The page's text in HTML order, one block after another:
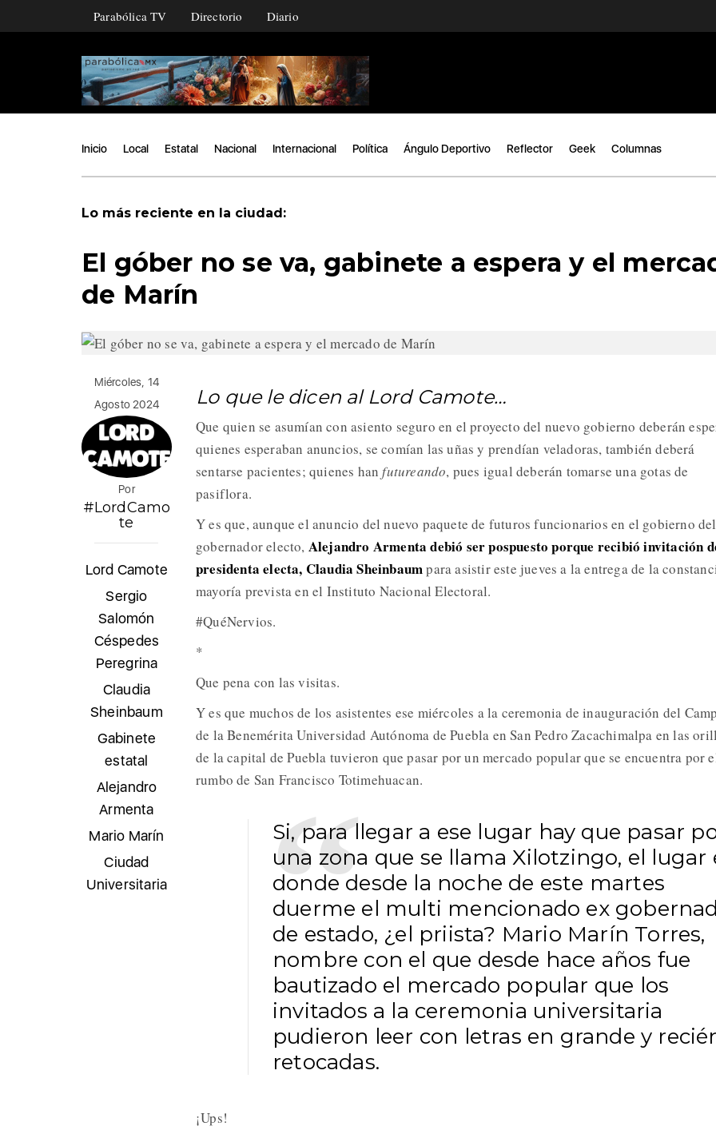
Parabólica TV Directorio Diario
Inicio Local Estatal Nacional Internacional Política Ángulo Deportivo Reflector Geek Columnas
Lo más reciente en la ciudad:
El góber no se va, gabinete a espera y el
de Marín
Miércoles, 14
Agosto 2024
Por
#LordCamo
te
Lord Camote
Sergio
Salomón
Céspedes
Peregrina
Claudia
Sheinbaum
Gabinete
estatal
Alejandro
Armenta
Mario Marín
Ciudad
Universitaria
Lo que le dicen al Lord Camote…
Que quien se asumían con asiento seguro en el proyecto del nuevo gobierno deberán
quienes esperaban anuncios, se comían las uñas y prendían veladoras, también deberá
sentarse pacientes; quienes hanfutureando, pues igual deberán tomarse una gotas de
pasiflora.
Y es que, aunque el anuncio del nuevo paquete de futuros funcionarios en el gobierno del
gobernador electo, Alejandro Armenta debió ser pospuesto porque recibió invitación
presidenta electa, Claudia Sheinbaumpara asistir este jueves a la entrega de la
mayoría prevista en el Instituto Nacional Electoral.
#QuéNervios.
*
Que pena con las visitas.
Y es que muchos de los asistentes ese miércoles a la ceremonia de inauguración del
de la Benemérita Universidad Autónoma de Puebla en San Pedro Zacachimalpa en las
de la capital de Puebla tuvieron que pasar por un mercado popular que se encuentra por
rumbo de San Francisco Totimehuacan.
Si, para llegar a ese lugar hay que pasar
una zona que se llama Xilotzingo, el lugar
donde desde la noche de este martes
duerme el multi mencionado ex
de estado, ¿el priista? Mario Marín Torres,
nombre con el que desde hace años fue
bautizado el mercado popular que los
invitados a la ceremonia universitaria
pudieron leer con letras en grande y
retocadas.
¡Ups!